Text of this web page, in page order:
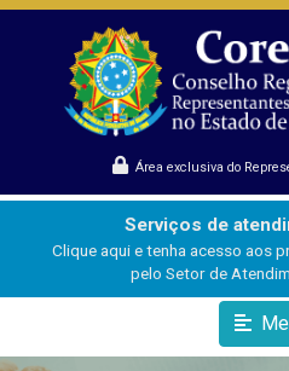
Área exclusiva do
Serviços de
Clique aqui e tenha acesso aos
pelo Setor de